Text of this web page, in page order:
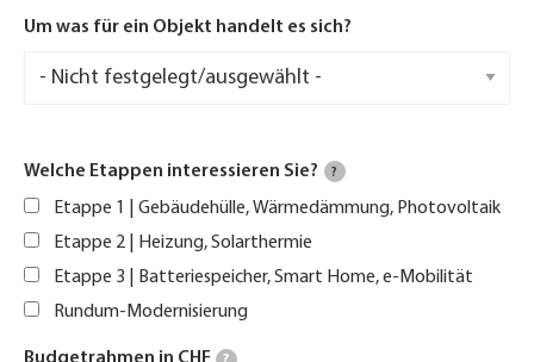
Um was für ein Objekt handelt es sich?
Welche Etappen interessieren Sie? ?
Etappe 1 | Gebäudehülle, Wärmedämmung, Photovoltaik
Etappe 2 | Heizung, Solarthermie
Etappe 3 | Batteriespeicher, Smart Home, e-Mobilität
Rundum-Modernisierung